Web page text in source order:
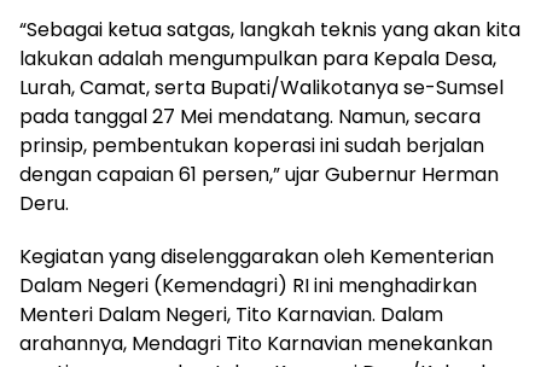
“Sebagai ketua satgas, langkah teknis yang akan kita
lakukan adalah mengumpulkan para Kepala Desa,
Lurah, Camat, serta Bupati/Walikotanya se-Sumsel
pada tanggal 27 Mei mendatang. Namun, secara
prinsip, pembentukan koperasi ini sudah berjalan
dengan capaian 61 persen,” ujar Gubernur Herman
Deru.
Kegiatan yang diselenggarakan oleh Kementerian
Dalam Negeri (Kemendagri) RI ini menghadirkan
Menteri Dalam Negeri, Tito Karnavian. Dalam
arahannya, Mendagri Tito Karnavian menekankan